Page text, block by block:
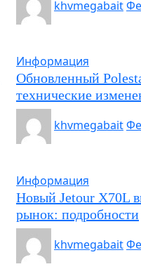
khvmegabait
Информация
Обновленный
технические
khvmegabait
Информация
Новый Jetour X70L
рынок: подробности
khvmegabait